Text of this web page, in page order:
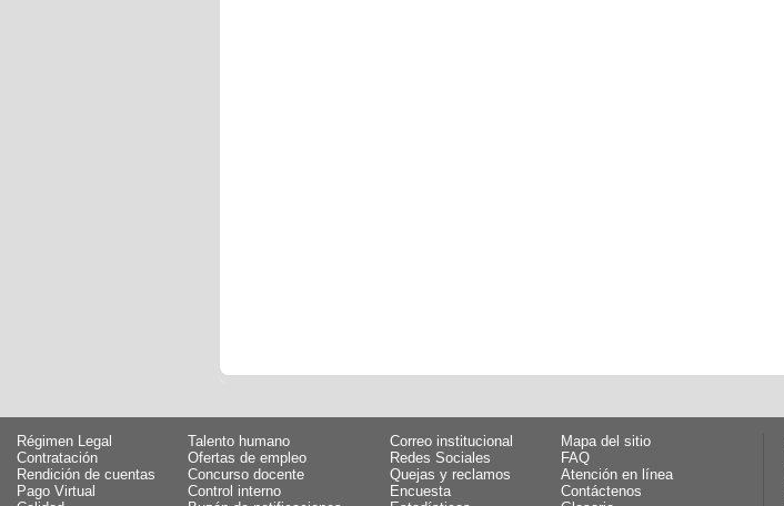
Régimen Legal
Talento humano
Contratación
Ofertas de empleo
Rendición de cuentas
Concurso docente
Pago Virtual
Control interno
Correo institucional
Mapa del sitio
Redes Sociales
FAQ
Quejas y reclamos
Atención en línea
Encuesta
Contáctenos